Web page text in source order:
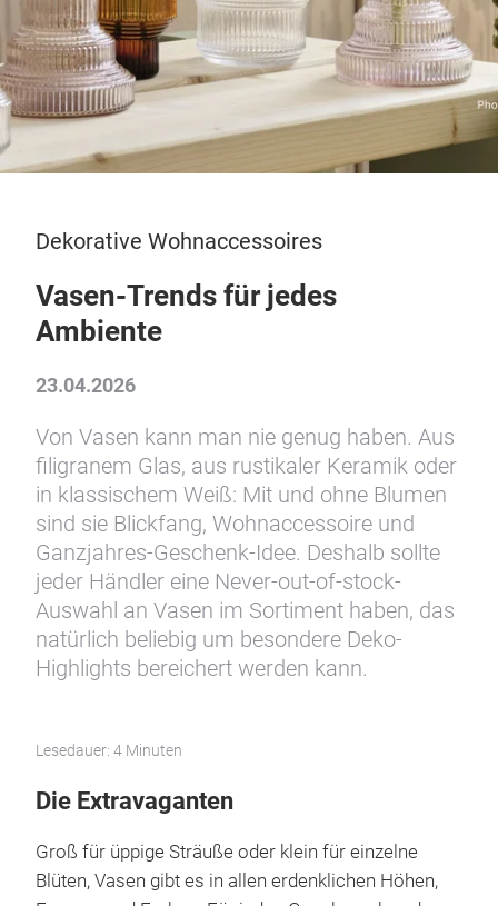
Dekorative Wohnaccessoires
Vasen-Trends für jedes
Ambiente
23.04.2026
Von Vasen kann man nie genug haben. Aus
filigranem Glas, aus rustikaler Keramik oder
in klassischem Weiß: Mit und ohne Blumen
sind sie Blickfang, Wohnaccessoire und
Ganzjahres-Geschenk-Idee. Deshalb sollte
jeder Händler eine Never-out-of-stock-
Auswahl an Vasen im Sortiment haben, das
natürlich beliebig um besondere Deko-
Highlights bereichert werden kann.
Die Extravaganten
Groß für üppige Sträuße oder klein für einzelne
Blüten, Vasen gibt es in allen erdenklichen Höhen,